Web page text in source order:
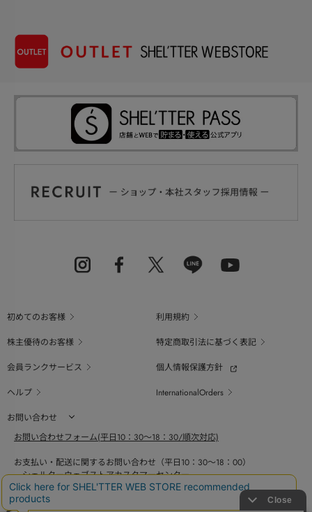
初めてのお客様
利用規約
株主優待のお客様
特定商取引法に基づく表記
会員ランクサービス
個人情報保護方針
ヘルプ
InternationalOrders
お問い合わせ
お問い合わせフォーム(平日10：30～18：30/順次対応)
お支払い・配送に関するお問い合わせ（平日10：30～18：00）
シェルターウェブストアカスタマーセンター
0800-123-6820
商品の素材、サイズ、仕様等に関するお問い合せ（平日10：30～18：00）